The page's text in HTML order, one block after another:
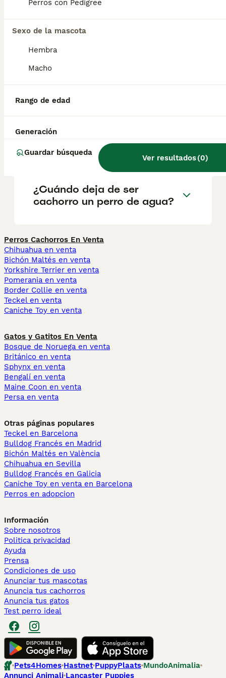
Perros con Pedigree
Sexo de la mascota
Hembra
Macho
Rango de edad
Generación
Guardar búsqueda
Ver resultados(0)
Informarse bien y comparar opciones antes
decisión.
perro de agua?
¿Cómo es el carácter de un
perro de agua?
¿Cuándo deja de ser
cachorro un perro de agua?
Perros Cachorros En Venta
Chihuahua en venta
Bichón Maltés en venta
Yorkshire Terrier en venta
Pomerania en venta
Border Collie en venta
Teckel en venta
Caniche Toy en venta
Gatos y Gatitos En Venta
Bosque de Noruega en venta
Británico en venta
Sphynx en venta
Bengalí en venta
Maine Coon en venta
Persa en venta
Otras páginas populares
Teckel en Barcelona
Bulldog Francés en Madrid
Bichón Maltés en València
Chihuahua en Sevilla
Bulldog Francés en Galicia
Caniche Toy en venta en Barcelona
Perros en adopcion
Información
Sobre nosotros
Politica privacidad
Ayuda
Prensa
Condiciones de uso
Anunciar tus mascotas
Anuncia tus cachorros
Anuncia tus gatos
Test perro ideal
Pets4Homes Hastnet PuppyPlaats MundoAnimalia
Annunci Animali Lancaster Puppies